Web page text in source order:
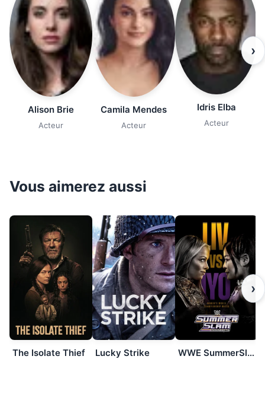
Alison Brie
Acteur
Camila Mendes
Acteur
Idris Elba
Acteur
›
Vous aimerez aussi
The Isolate Thief Lucky Strike WWE SummerSlam 2026: Saturday
›